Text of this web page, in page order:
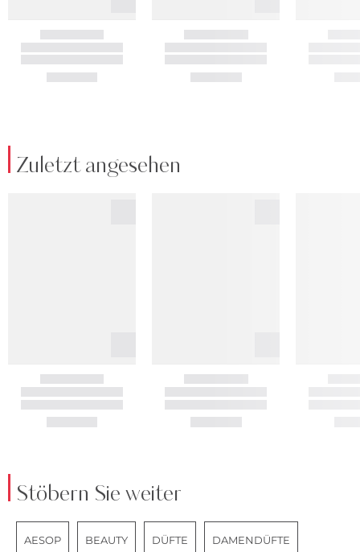
Zuletzt angesehen
Stöbern Sie weiter
AESOP BEAUTY DÜFTE DAMENDÜFTE